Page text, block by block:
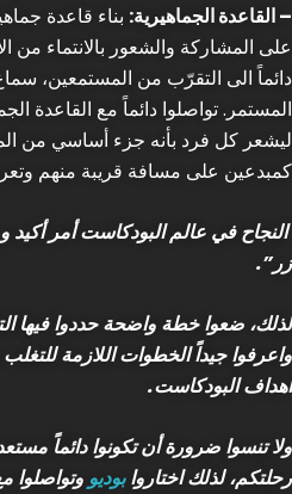
– القاعدة الجماهيرية: بناء قاعدة
على المشاركة والشعور بالانتماء من
دائماً الى التقرّب من المستمعين،
المستمر. تواصلوا دائماً مع القاعدة
ليشعر كل فرد بأنه جزء أساسي من
كمبدعين على مسافة قريبة منهم
النجاح في عالم البودكاست أمر
زر”.
لذلك، ضعوا خطة واضحة حددوا فيها
واعرفوا جيداً الخطوات اللازمة
أهداف البودكاست.
ولا تنسوا ضرورة أن تكونوا دائماً
رحلتكم، لذلك اختاروابوديو وتواصلوا